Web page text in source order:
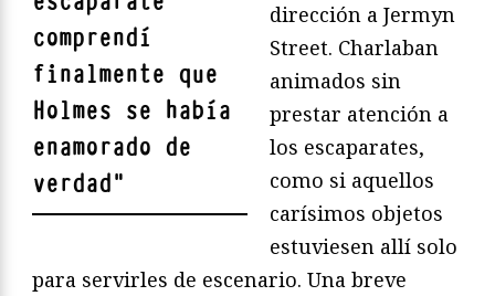
comprendí
finalmente que
Holmes se había
enamorado de
verdad"
dirección a Jermyn
Street. Charlaban
animados sin
prestar atención a
los escaparates,
como si aquellos
carísimos objetos
estuviesen allí solo
para servirles de escenario. Una breve